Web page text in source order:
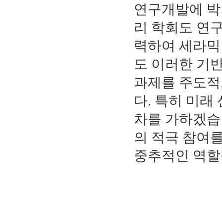
연구개발에
리 학회도 연
력하여 세라
도 이러한 기
과제를 주도
다. 특히 미래
차를 가하겠
의 적극 참여
중추적인 역